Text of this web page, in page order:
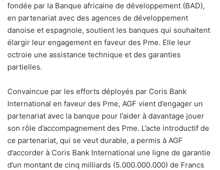
fondée par la Banque africaine de développement (BAD),
en partenariat avec des agences de développement
danoise et espagnole, soutient les banques qui souhaitent
élargir leur engagement en faveur des Pme. Elle leur
octroie une assistance technique et des garanties
partielles.
Convaincue par les efforts déployés par Coris Bank
International en faveur des Pme, AGF vient d’engager un
partenariat avec la banque pour l’aider à davantage jouer
son rôle d’accompagnement des Pme. L’acte introductif de
ce partenariat, qui se veut durable, a permis à AGF
d’accorder à Coris Bank International une ligne de garantie
d’un montant de cinq milliards (5.000.000.000) de Francs